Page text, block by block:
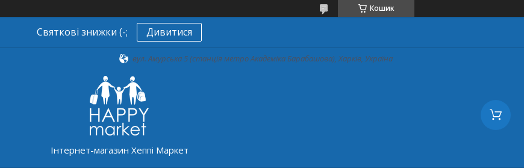
Кошик
Святкові знижки (-; Дивитися
вул. Амурська 5 (станція метро Академіка Барабашова), Харків, Україна
Інтернет-магазин Хеппі Маркет